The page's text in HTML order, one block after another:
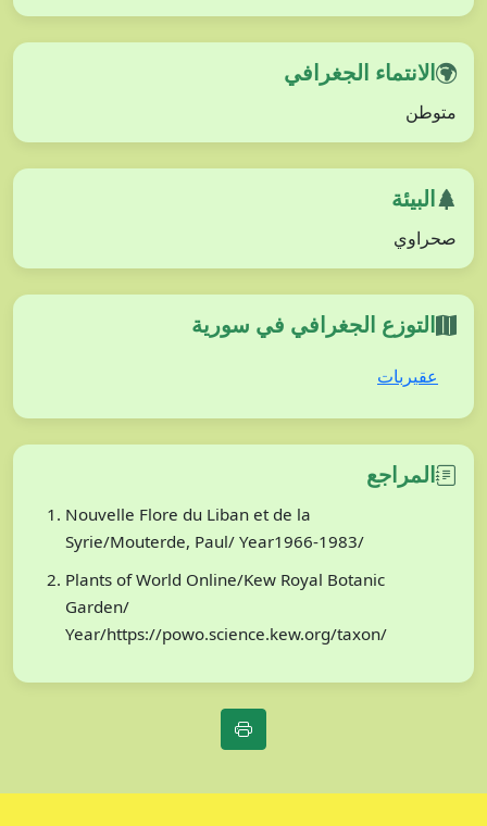
الانتماء الجغرافي
متوطن
البيئة
صحراوي
التوزع الجغرافي في سورية
عقيربات
المراجع
Nouvelle Flore du Liban et de la
Syrie/Mouterde, Paul/ Year1966-1983/
Plants of World Online/Kew Royal Botanic
Garden/
Year/https://powo.science.kew.org/taxon/